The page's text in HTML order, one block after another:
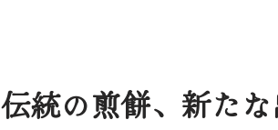
伝統の煎餅、新た